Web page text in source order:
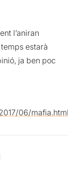
l’aniran
estarà
ja ben poc
06/